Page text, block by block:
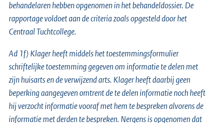
behandelaren hebben opgenomen in het behandeldossier. De
rapportage voldoet aan de criteria zoals opgesteld door het
Centraal Tuchtcollege.
Ad 1f) Klager heeft middels het toestemmingsformulier
schriftelijke toestemming gegeven om informatie te delen met
zijn huisarts en de verwijzend arts. Klager heeft daarbij geen
beperking aangegeven omtrent de te delen informatie noch heeft
hij verzocht informatie vooraf met hem te bespreken alvorens de
informatie met derden te bespreken. Nergens is opgenomen dat